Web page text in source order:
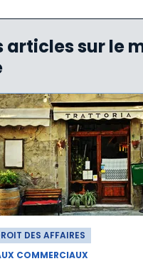
articles sur le
DES AFFAIRES
COMMERCIAUX